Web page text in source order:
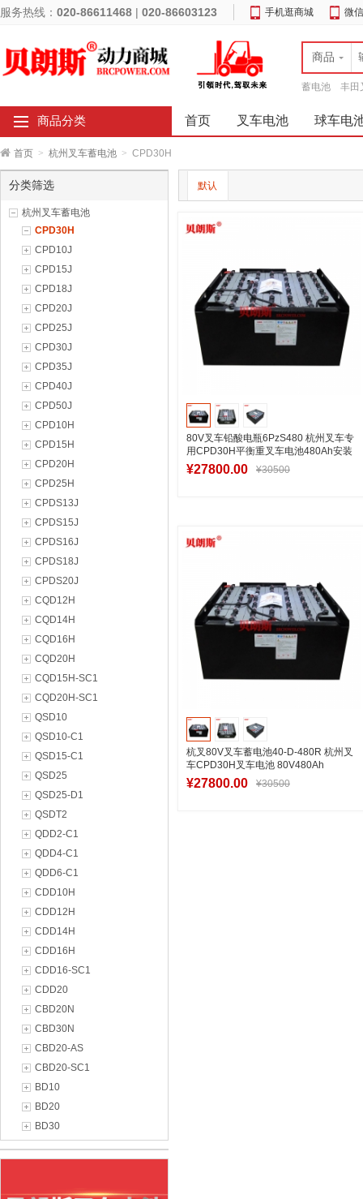
服务热线： 020-86611468 | 020-86603123 手机逛商城 微
商品
蓄电池 丰田
商品分类 首页 叉车电池 球车电
首页 > 杭州叉车蓄电池 > CPD30H
分类筛选
杭州叉车蓄电池
CPD30H
CPD10J
CPD15J
CPD18J
CPD20J
CPD25J
CPD30J
CPD35J
CPD40J
CPD50J
CPD10H
CPD15H
CPD20H
CPD25H
CPDS13J
CPDS15J
CPDS16J
CPDS18J
CPDS20J
CQD12H
CQD14H
CQD16H
CQD20H
CQD15H-SC1
CQD20H-SC1
QSD10
QSD10-C1
QSD15-C1
QSD25
QSD25-D1
QSDT2
QDD2-C1
QDD4-C1
QDD6-C1
CDD10H
CDD12H
CDD14H
CDD16H
CDD16-SC1
CDD20
CBD20N
CBD30N
CBD20-AS
CBD20-SC1
BD10
BD20
BD30
默认
80V叉车铅酸电瓶6PzS480 杭州叉车专
用CPD30H平衡重叉车电池480Ah安装
尺寸
¥27800.00 ¥30500
杭叉80V叉车蓄电池40-D-480R 杭州叉
车CPD30H叉车电池 80V480Ah
¥27800.00 ¥30500